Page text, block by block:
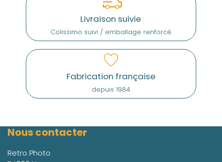
Livraison suivie
Colissimo suivi / emballage renforcé
Fabrication française
depuis 1984
Nous contacter
Retro Photo